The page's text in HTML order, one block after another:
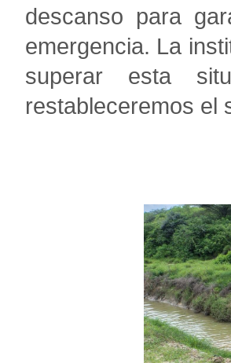
descanso para
emergencia. La
superar esta
restableceremos el